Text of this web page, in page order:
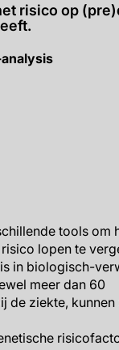
risico op
tools om
lopen te
in biologisch-
meer dan 60
de ziekte, kunnen